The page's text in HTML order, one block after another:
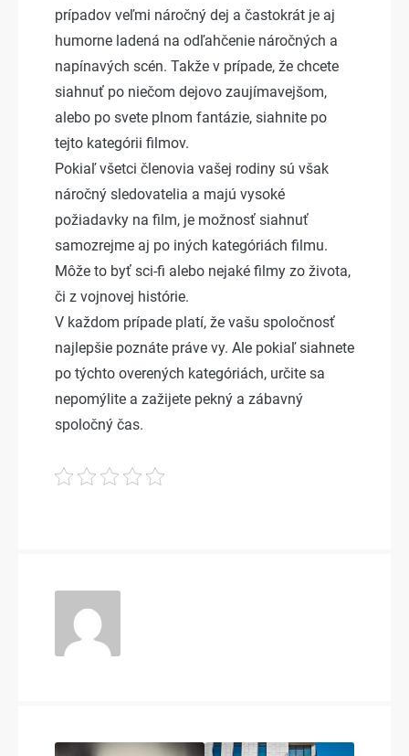
prípadov veľmi náročný dej a častokrát je aj
humorne ladená na odľahčenie náročných a
napínavých scén. Takže v prípade, že chcete
siahnuť po niečom dejovo zaujímavejšom,
alebo po svete plnom fantázie, siahnite po
tejto kategórii filmov.
Pokiaľ všetci členovia vašej rodiny sú však
náročný sledovatelia a majú vysoké
požiadavky na film, je možnosť siahnuť
samozrejme aj po iných kategóriách filmu.
Môže to byť sci-fi alebo nejaké filmy zo života,
či z vojnovej histórie.
V každom prípade platí, že vašu spoločnosť
najlepšie poznáte práve vy. Ale pokiaľ siahnete
po týchto overených kategóriách, určite sa
nepomýlite a zažijete pekný a zábavný
spoločný čas.